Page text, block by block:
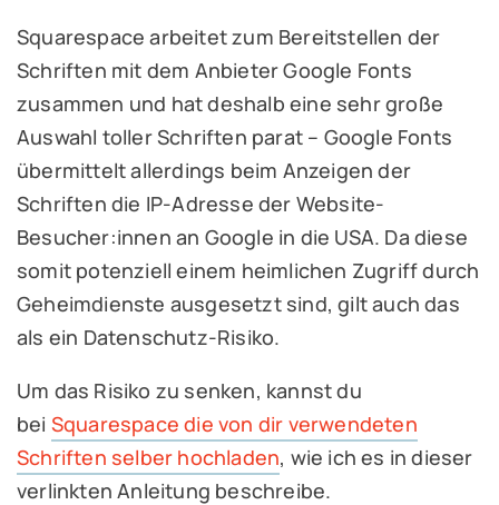
Squarespace arbeitet zum Bereitstellen der
Schriften mit dem Anbieter Google Fonts
zusammen und hat deshalb eine sehr große
Auswahl toller Schriften parat – Google Fonts
übermittelt allerdings beim Anzeigen der
Schriften die IP-Adresse der Website-
Besucher:innen an Google in die USA. Da diese
somit potenziell einem heimlichen Zugriff durch
Geheimdienste ausgesetzt sind, gilt auch das
als ein Datenschutz-Risiko.
Um das Risiko zu senken, kannst du
bei Squarespace die von dir verwendeten
Schriften selber hochladen, wie ich es in dieser
verlinkten Anleitung beschreibe.